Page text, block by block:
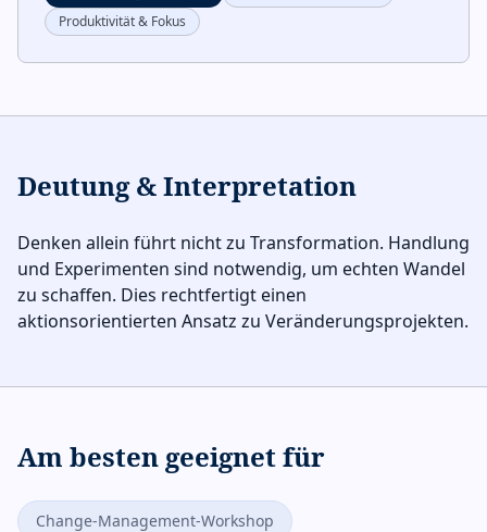
Produktivität & Fokus
Deutung & Interpretation
Denken allein führt nicht zu Transformation. Handlung
und Experimenten sind notwendig, um echten Wandel
zu schaffen. Dies rechtfertigt einen
aktionsorientierten Ansatz zu Veränderungsprojekten.
Am besten geeignet für
Change-Management-Workshop